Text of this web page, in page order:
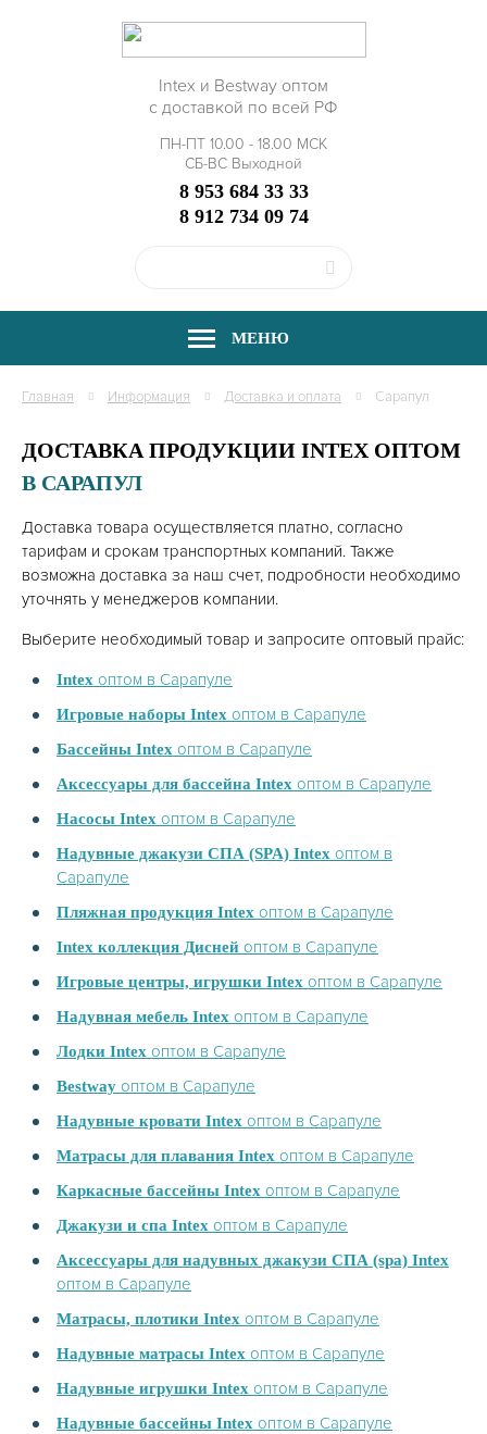
Intex и Bestway оптом
с доставкой по всей РФ
ПН-ПТ 10.00 - 18.00 МСК
СБ-ВС Выходной
8 953 684 33 33
8 912 734 09 74
МЕНЮ
Главная Информация Доставка и оплата Сарапул
ДОСТАВКА ПРОДУКЦИИ INTEX ОПТОМ
В САРАПУЛ
Доставка товара осуществляется платно, согласно
тарифам и срокам транспортных компаний. Также
возможна доставка за наш счет, подробности необходимо
уточнять у менеджеров компании.
Выберите необходимый товар и запросите оптовый прайс:
Intex оптом в Сарапуле
Игровые наборы Intex оптом в Сарапуле
Бассейны Intex оптом в Сарапуле
Аксессуары для бассейна Intex оптом в Сарапуле
Насосы Intex оптом в Сарапуле
Надувные джакузи СПА (SPA) Intex оптом в
Сарапуле
Пляжная продукция Intex оптом в Сарапуле
Intex коллекция Дисней оптом в Сарапуле
Игровые центры, игрушки Intex оптом в Сарапуле
Надувная мебель Intex оптом в Сарапуле
Лодки Intex оптом в Сарапуле
Bestway оптом в Сарапуле
Надувные кровати Intex оптом в Сарапуле
Матрасы для плавания Intex оптом в Сарапуле
Каркасные бассейны Intex оптом в Сарапуле
Джакузи и спа Intex оптом в Сарапуле
Аксессуары для надувных джакузи СПА (spa) Intex
оптом в Сарапуле
Матрасы, плотики Intex оптом в Сарапуле
Надувные матрасы Intex оптом в Сарапуле
Надувные игрушки Intex оптом в Сарапуле
Надувные бассейны Intex оптом в Сарапуле